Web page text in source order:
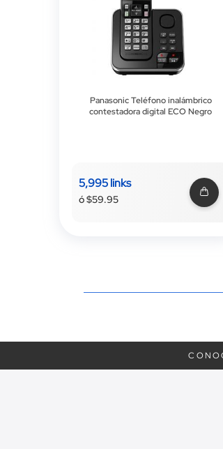
Panasonic Teléfono inalámbrico
contestadora digital ECO Negro
5,995 links
ó $59.95